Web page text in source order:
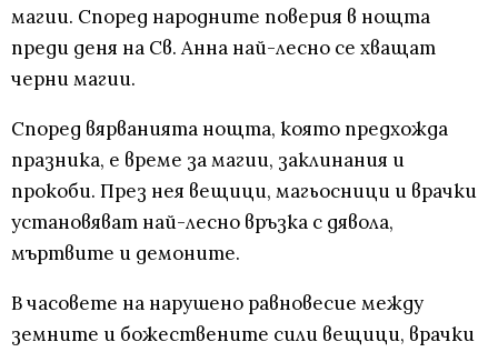
магии. Според народните поверия в нощта
преди деня на Св. Анна най-лесно се хващат
черни магии.
Според вярванията нощта, която предхожда
празника, е време за магии, заклинания и
прокоби. През нея вещици, магьосници и врачки
установяват най-лесно връзка с дявола,
мъртвите и демоните.
В часовете на нарушено равновесие между
земните и божествените сили вещици, врачки